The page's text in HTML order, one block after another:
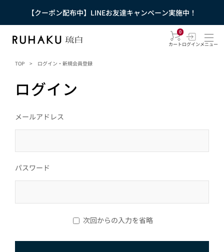
【クーポン配布中】LINEお友達キャンペーン実施中！
0
カートログインメニュー
TOP > ログイン・新規会員登録
ログイン
メールアドレス
パスワード
次回からの入力を省略